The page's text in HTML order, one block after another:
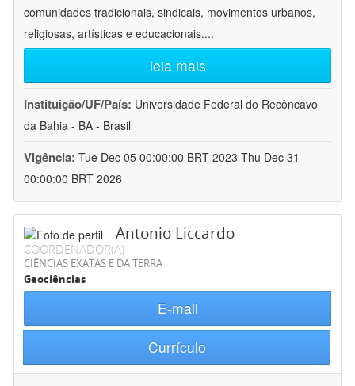
comunidades tradicionais, sindicais, movimentos urbanos,
religiosas, artísticas e educacionais....
leia mais
Instituição/UF/País: Universidade Federal do Recôncavo
da Bahia - BA - Brasil
Vigência: Tue Dec 05 00:00:00 BRT 2023-Thu Dec 31
00:00:00 BRT 2026
Antonio Liccardo
COORDENADOR(A)
CIÊNCIAS EXATAS E DA TERRA
Geociências
E-mail
Currículo